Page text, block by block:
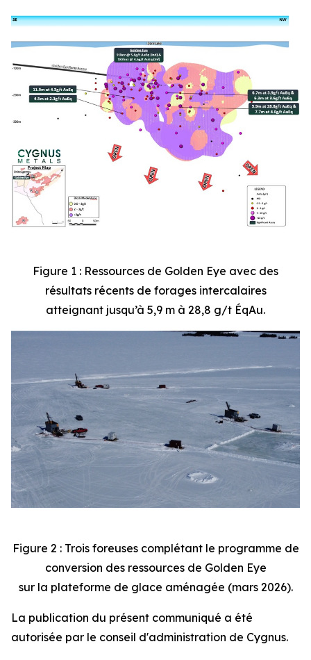
Figure 1 : Ressources de Golden Eye avec des
résultats récents de forages intercalaires
atteignant jusqu’à 5,9 m à 28,8 g/t ÉqAu.
Figure 2 : Trois foreuses complétant le programme de
conversion des ressources de Golden Eye
sur la plateforme de glace aménagée (mars 2026).
La publication du présent communiqué a été
autorisée par le conseil d'administration de Cygnus.